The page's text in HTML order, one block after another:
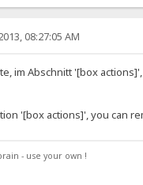
08:27:05 AM
im Abschnitt '[box
'[box actions]', you can
- use your own !